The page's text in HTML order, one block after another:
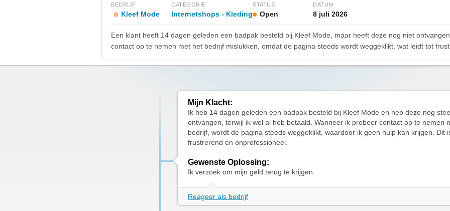
BEDRIJF
Kleef Mode
CATEGORIE
Internetshops - Kleding
STATUS
Open
DATUM
8 juli 2026
Een klant heeft 14 dagen geleden een badpak besteld bij Kleef Mode, maar heeft deze nog niet
contact op te nemen met het bedrijf mislukken, omdat de pagina steeds wordt weggeklikt, wat leidt tot
Mijn Klacht:
Ik heb 14 dagen geleden een badpak besteld bij Kleef Mode en heb deze nog
ontvangen, terwijl ik wel al heb betaald. Wanneer ik probeer contact op te nemen
bedrijf, wordt de pagina steeds weggeklikt, waardoor ik geen hulp kan krijgen. Dit
frustrerend en onprofessioneel.
Gewenste Oplossing:
Ik verzoek om mijn geld terug te krijgen.
Reageer als bedrijf